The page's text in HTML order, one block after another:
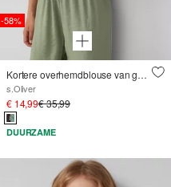
-58%
Kortere overhemdblouse van gesatineerde viscose
s.Oliver
€ 14,99€ 35,99
DUURZAME